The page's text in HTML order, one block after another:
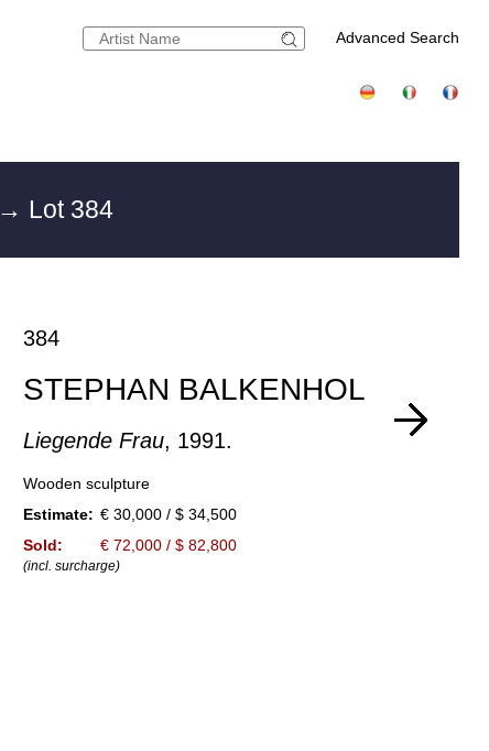
Advanced Search
→ Lot 384
384
STEPHAN BALKENHOL
Liegende Frau, 1991.
Wooden sculpture
Estimate: € 30,000 / $ 34,500
Sold:
€ 72,000 / $ 82,800
(incl. surcharge)